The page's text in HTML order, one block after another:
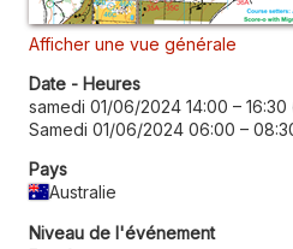
Afficher une vue générale
Date - Heures
samedi 01/06/2024 14:00 – 16:30
Samedi 01/06/2024 06:00 –
Pays
Australie
Niveau de l'événement